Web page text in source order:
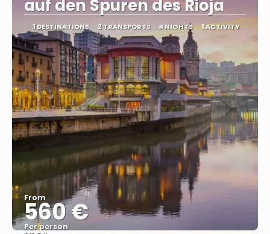
auf den Spuren des Rioja
1 DESTINATIONS 2 TRANSPORTS 4 NIGHTS 1 ACTIVITY
From
560 €
Per person